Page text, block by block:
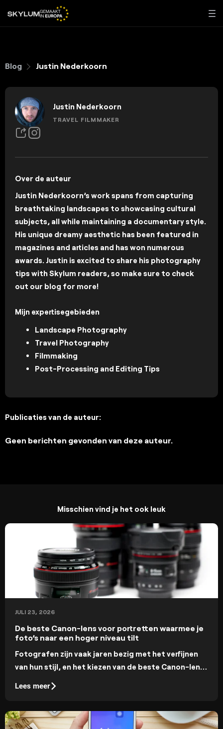
Blog Justin Nederkoorn
Justin Nederkoorn
TRAVEL FILMMAKER
Over de auteur
Justin Nederkoorn’s work spans from capturing
breathtaking landscapes to showcasing cultural
subjects, all while maintaining a documentary style.
His unique dreamy aesthetic has been featured in
magazines and articles and has won numerous
awards. Justin is excited to share his photography
tips with Skylum readers, so make sure to check
out our blog for more!
Mijn expertisegebieden
Landscape Photography
Travel Photography
Filmmaking
Post-Processing and Editing Tips
Publicaties van de auteur:
Geen berichten gevonden van deze auteur.
Misschien vind je het ook leuk
JULI 23, 2026
De beste Canon-lens voor portretten waarmee je
foto’s naar een hoger niveau tilt
Fotografen zijn vaak jaren bezig met het verfijnen
van hun stijl, en het kiezen van de beste Canon-lens
stappen op die weg.
Lees meer